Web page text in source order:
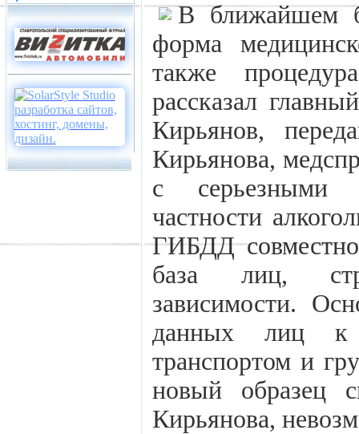
В ближайшем
форма
также
рассказал
Кирьянов,
Кирьянова,
с серьезными
частности
ГИБДД
база лиц,
зависимости.
данных лиц к
транспортом и
новый образец
Кирьянова,